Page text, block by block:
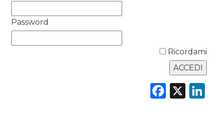
OPINIONI
Password
Ricordami
X